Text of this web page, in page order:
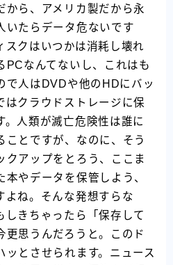
から、アメリカ製だから永
いたらデータ危ないです
スクはいつかは消耗し壊れ
PCなんてないし、これはも
で人はDVDや他のHDにバッ
はクラウドストレージに保
。人類が滅亡危険性は誰に
ことですが、なのに、そう
クアップをとろう、ここま
やデータを保管しよう、
よね。そんな発想すらな
しきちゃったら「保存して
更思うんだろうと。このド
ッとさせられます。ニュース